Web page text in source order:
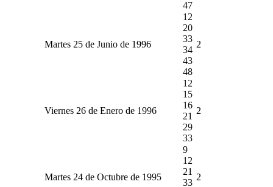
47
Martes 25 de Junio de 1996
12
20
33
34
43
48
2
Viernes 26 de Enero de 1996
12
15
16
21
29
33
2
Martes 24 de Octubre de 1995
9
12
21
33
2